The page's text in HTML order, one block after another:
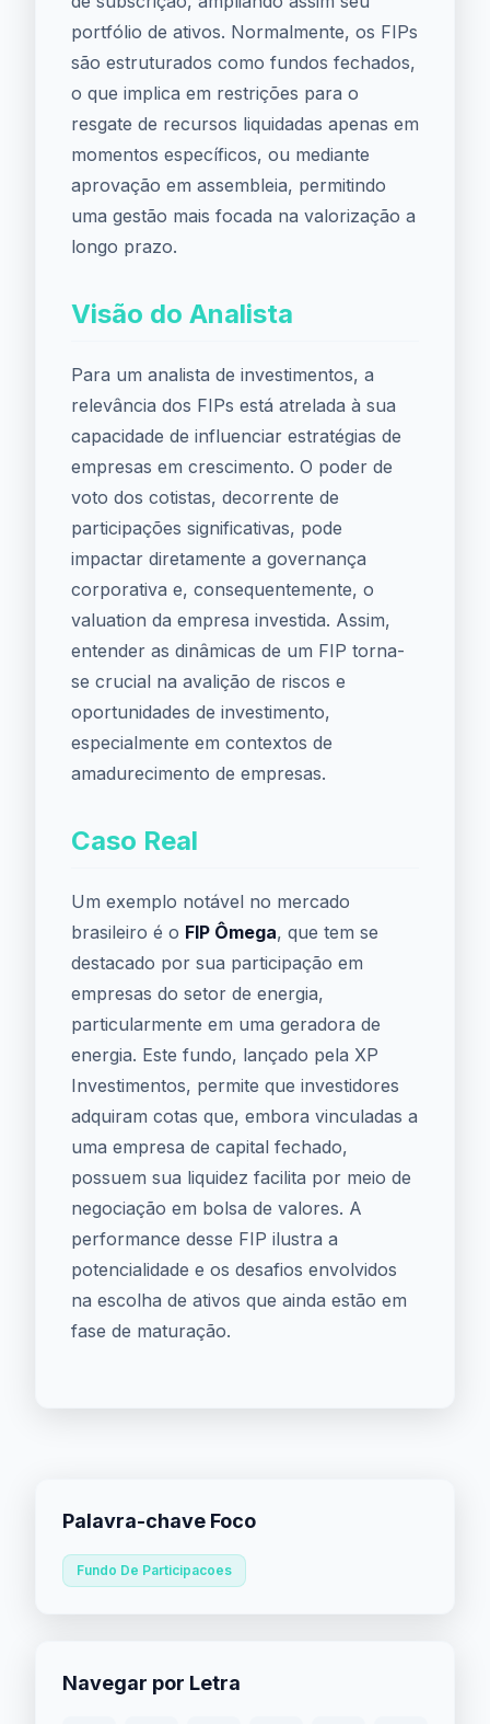
portfólio de ativos. Normalmente, os FIPs
são estruturados como fundos fechados,
o que implica em restrições para o
resgate de recursos liquidadas apenas em
momentos específicos, ou mediante
aprovação em assembleia, permitindo
uma gestão mais focada na valorização a
longo prazo.
Visão do Analista
Para um analista de investimentos, a
relevância dos FIPs está atrelada à sua
capacidade de influenciar estratégias de
empresas em crescimento. O poder de
voto dos cotistas, decorrente de
participações significativas, pode
impactar diretamente a governança
corporativa e, consequentemente, o
valuation da empresa investida. Assim,
entender as dinâmicas de um FIP torna-
se crucial na avalição de riscos e
oportunidades de investimento,
especialmente em contextos de
amadurecimento de empresas.
Caso Real
Um exemplo notável no mercado
brasileiro é o FIP Ômega, que tem se
destacado por sua participação em
empresas do setor de energia,
particularmente em uma geradora de
energia. Este fundo, lançado pela XP
Investimentos, permite que investidores
adquiram cotas que, embora vinculadas a
uma empresa de capital fechado,
possuem sua liquidez facilita por meio de
negociação em bolsa de valores. A
performance desse FIP ilustra a
potencialidade e os desafios envolvidos
na escolha de ativos que ainda estão em
fase de maturação.
Palavra-chave Foco
Fundo De Participacoes
Navegar por Letra